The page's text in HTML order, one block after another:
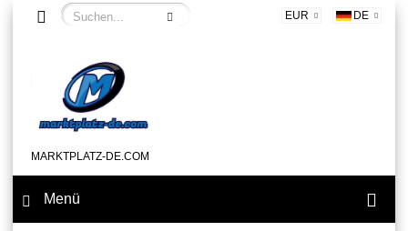
EUR DE
MARKTPLATZ-DE.COM
Menü